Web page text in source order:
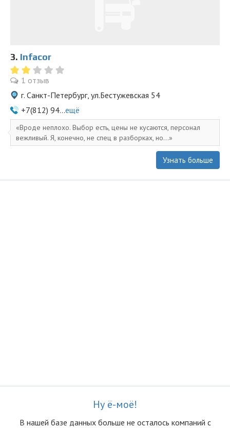
3. Infacor
1 отзыв
г. Санкт-Петербург, ул.Бестужевская 54
+7(812) 94...ещё
Вроде неплохо. Выбор есть, цены не кусаются, персонал
вежливый. Я, конечно, не спец в разборках, но...
Узнать больше
Ну ё-моё!
В нашей базе данных больше не осталоcь компаний с